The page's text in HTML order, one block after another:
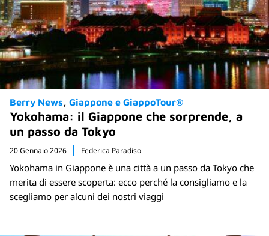
Berry News Giappone e GiappoTour®
Yokohama: il Giappone che sorprende, a
un passo da Tokyo
20 Gennaio 2026 Federica Paradiso
Yokohama in Giappone è una città a un passo da Tokyo che
merita di essere scoperta: ecco perché la consigliamo e la
scegliamo per alcuni dei nostri viaggi